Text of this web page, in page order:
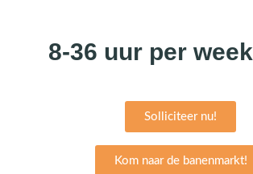
8-36 uur per week
Solliciteer nu!
Kom naar de banenmarkt!